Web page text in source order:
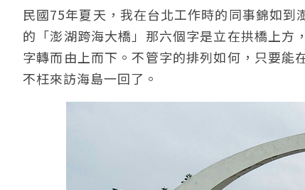
民國75年夏天，我在台北工作時的同事錦如
的「澎湖跨海大橋」那六個字是立在拱橋上
字轉而由上而下。不管字的排列如何，只要
不枉來訪海島一回了。